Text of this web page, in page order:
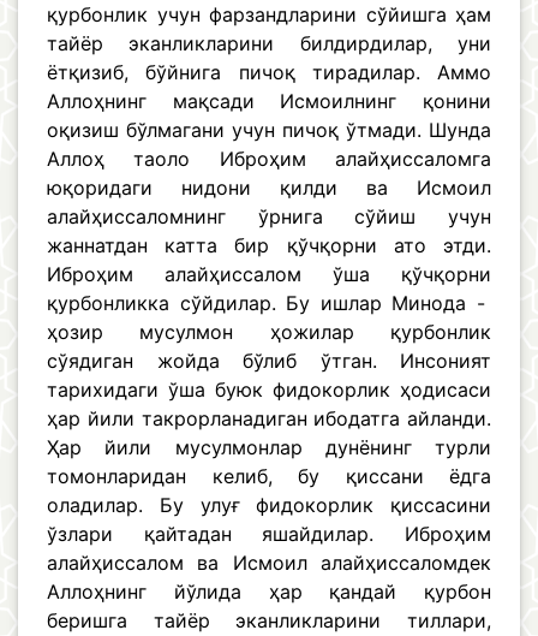
қурбонлик учун фарзандларини сўйишга ҳам
тайёр эканликларини билдирдилар, уни
ётқизиб, бўйнига пичоқ тирадилар. Аммо
Аллоҳнинг мақсади Исмоилнинг қонини
оқизиш бўлмагани учун пичоқ ўтмади. Шунда
Аллоҳ таоло Иброҳим алайҳиссаломга
юқоридаги нидони қилди ва Исмоил
алайҳиссаломнинг ўрнига сўйиш учун
жаннатдан катта бир қўчқорни ато этди.
Иброҳим алайҳиссалом ўша қўчқорни
қурбонликка сўйдилар. Бу ишлар Минода -
ҳозир мусулмон ҳожилар қурбонлик
сўядиган жойда бўлиб ўтган. Инсоният
тарихидаги ўша буюк фидокорлик ҳодисаси
ҳар йили такрорланадиган ибодатга айланди.
Ҳар йили мусулмонлар дунёнинг турли
томонларидан келиб, бу қиссани ёдга
оладилар. Бу улуғ фидокорлик қиссасини
ўзлари қайтадан яшайдилар. Иброҳим
алайҳиссалом ва Исмоил алайҳиссаломдек
Аллоҳнинг йўлида ҳар қандай қурбон
беришга тайёр эканликларини тиллари,